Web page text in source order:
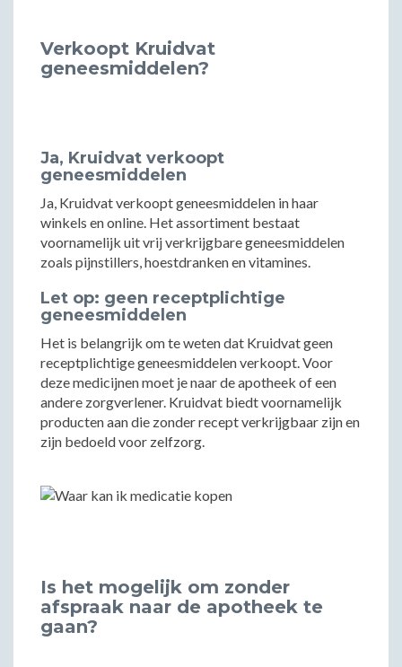
Verkoopt Kruidvat
geneesmiddelen?
Ja, Kruidvat verkoopt
geneesmiddelen
Ja, Kruidvat verkoopt geneesmiddelen in haar
winkels en online. Het assortiment bestaat
voornamelijk uit vrij verkrijgbare geneesmiddelen
zoals pijnstillers, hoestdranken en vitamines.
Let op: geen receptplichtige
geneesmiddelen
Het is belangrijk om te weten dat Kruidvat geen
receptplichtige geneesmiddelen verkoopt. Voor
deze medicijnen moet je naar de apotheek of een
andere zorgverlener. Kruidvat biedt voornamelijk
producten aan die zonder recept verkrijgbaar zijn en
zijn bedoeld voor zelfzorg.
Is het mogelijk om zonder
afspraak naar de apotheek te
gaan?